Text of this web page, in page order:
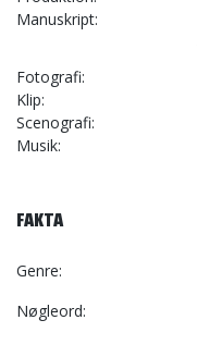
Manuskript
Fotografi
Klip
Scenografi
Musik
FAKTA
Genre
Nøgleord